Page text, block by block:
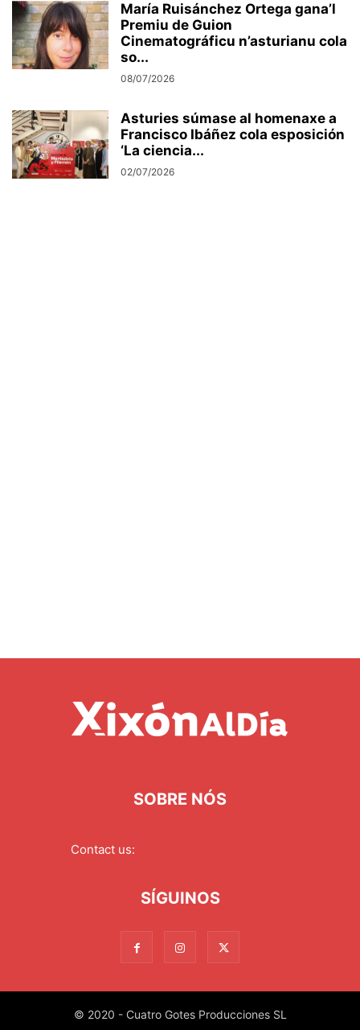
María Ruisánchez Ortega gana’l
Premiu de Guion
Cinematográficu n’asturianu cola
so...
08/07/2026
Asturies súmase al homenaxe a
Francisco Ibáñez cola esposición
‘La ciencia...
02/07/2026
SOBRE NÓS
Contact us:
SÍGUINOS
© 2020 - Cuatro Gotes Producciones SL